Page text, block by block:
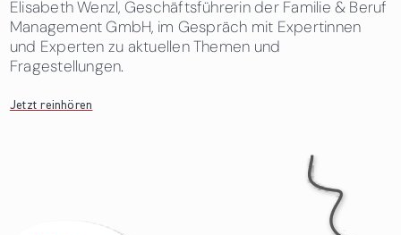
Elisabeth Wenzl, Geschäftsführerin der Familie & Beruf
Management GmbH, im Gespräch mit Expertinnen
und Experten zu aktuellen Themen und
Fragestellungen.
Jetzt reinhören